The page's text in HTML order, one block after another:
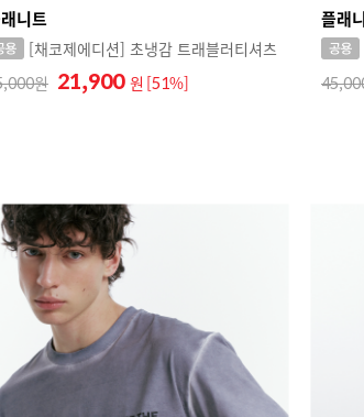
니트
[채코제에디션] 초냉감 트래블러티셔츠
21,900 원 [51%]
플래